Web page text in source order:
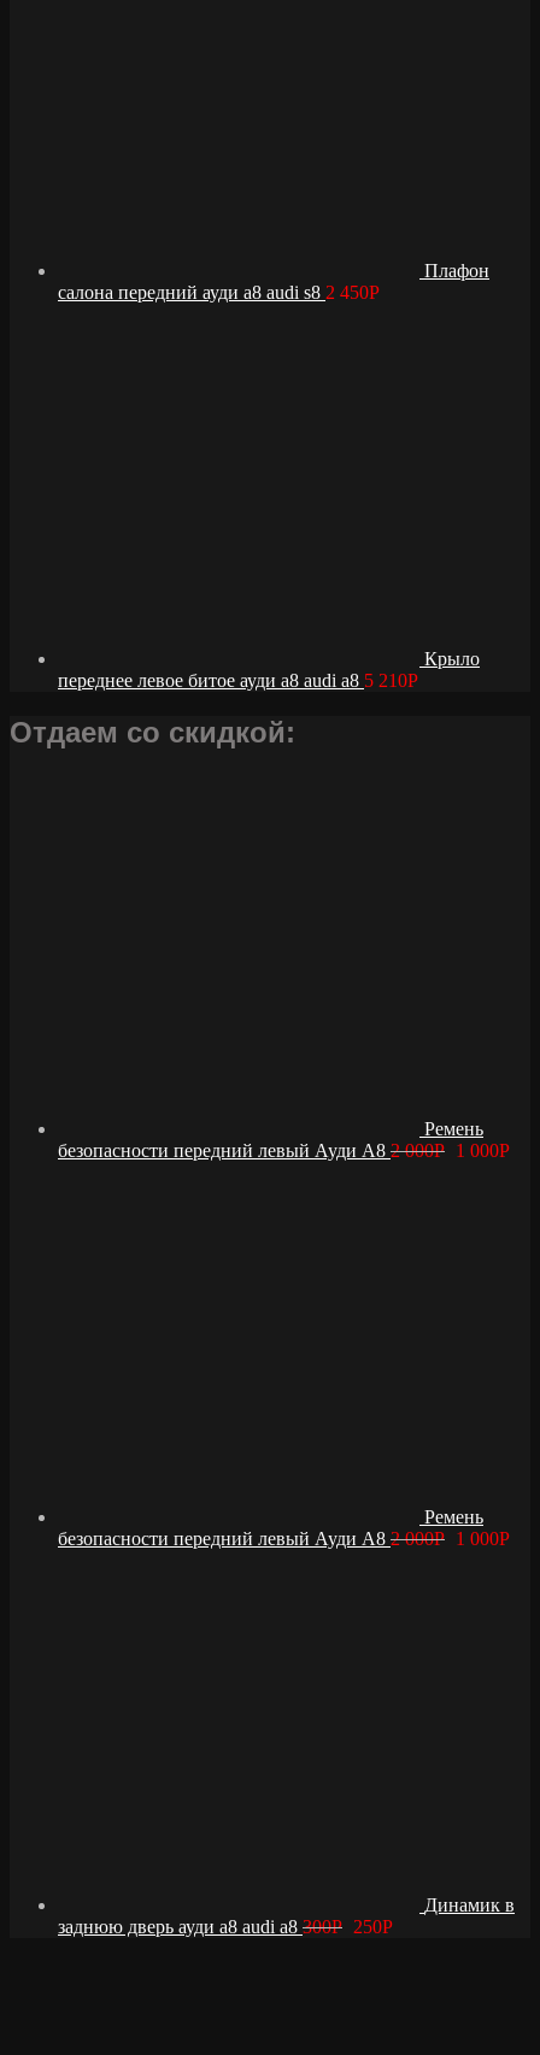
Плафон
салона передний ауди а8 audi s8 2 450Р
Крыло
переднее левое битое ауди а8 audi a8 5 210Р
Отдаем со скидкой:
Ремень
безопасности передний левый Ауди А8 2 000Р 1 000Р
Ремень
безопасности передний левый Ауди А8 2 000Р 1 000Р
Динамик в
заднюю дверь ауди а8 audi a8 300Р 250Р